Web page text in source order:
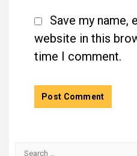
Save my name,
website in this
time I comment.